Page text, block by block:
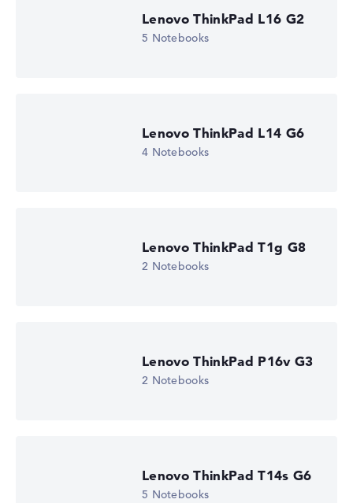
Lenovo ThinkPad L16 G2
5 Notebooks
Lenovo ThinkPad L14 G6
4 Notebooks
Lenovo ThinkPad T1g G8
2 Notebooks
Lenovo ThinkPad P16v G3
2 Notebooks
Lenovo ThinkPad T14s G6
5 Notebooks